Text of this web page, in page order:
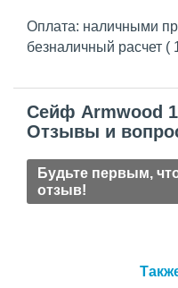
Оплата: наличными
безналичный расчет (
Сейф Armwood
Отзывы и
Будьте первым,
отзыв!